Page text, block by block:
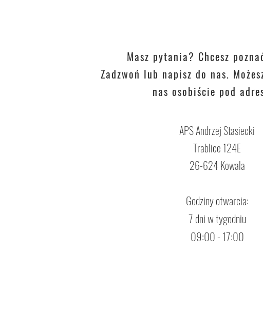
Masz pytania? Chcesz
Zadzwoń lub napisz do nas.
nas osobiście pod
Godziny otwarcia:
7 dni w tygodniu
09:00 - 17:00
APS Andrzej Stasiecki
Trablice 124E
26-624 Kowala